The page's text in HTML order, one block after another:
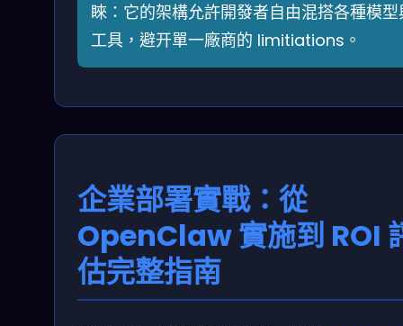
睞：它的架構允許開發者自由混搭各種模型
工具，避开單一廠商的 limitiations。
企業部署實戰：從
OpenClaw 實施到 ROI
估完整指南